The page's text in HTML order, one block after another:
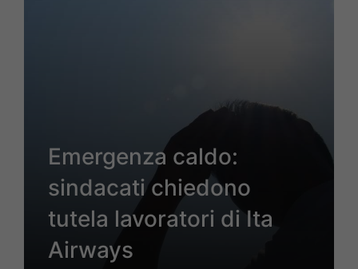
Emergenza caldo:
sindacati chiedono
tutela lavoratori di Ita
Airways